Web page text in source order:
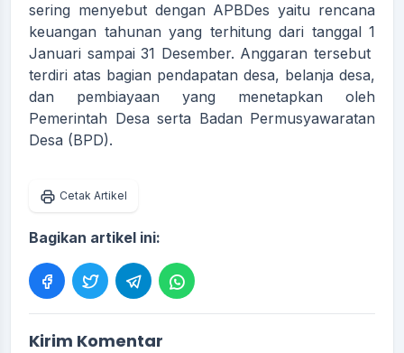
sering menyebut dengan APBDes yaitu rencana
keuangan tahunan yang terhitung dari tanggal 1
Januari sampai 31 Desember. Anggaran tersebut
terdiri atas bagian pendapatan desa, belanja desa,
dan pembiayaan yang menetapkan oleh
Pemerintah Desa serta Badan Permusyawaratan
Desa (BPD).
Cetak Artikel
Bagikan artikel ini:
Kirim Komentar